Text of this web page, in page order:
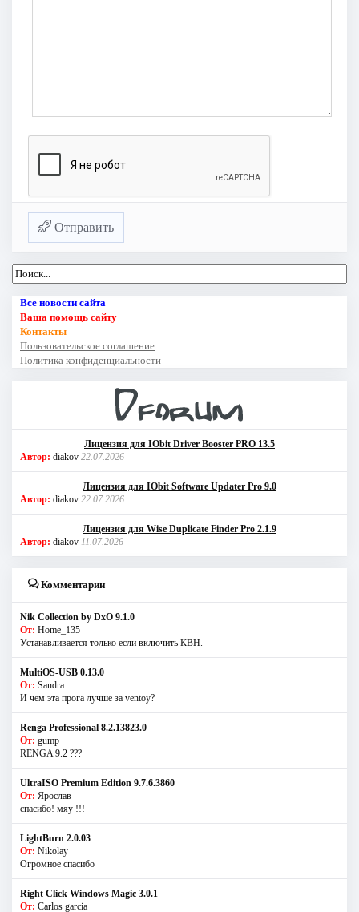
Отправить
Все новости сайта
Ваша помощь сайту
Контакты
Пользовательское соглашение
Политика конфиденциальности
Лицензия для IObit Driver Booster PRO 13.5
Автор: diakov 22.07.2026
Лицензия для IObit Software Updater Pro 9.0
Автор: diakov 22.07.2026
Лицензия для Wise Duplicate Finder Pro 2.1.9
Автор: diakov 11.07.2026
Комментарии
Nik Collection by DxO 9.1.0
От: Home_135
Устанавливается только если включить КВН.
MultiOS-USB 0.13.0
От: Sandra
И чем эта прога лучше за ventoy?
Renga Professional 8.2.13823.0
От: gump
RENGA 9.2 ???
UltraISO Premium Edition 9.7.6.3860
От: Ярослав
спасибо! мяу !!!
LightBurn 2.0.03
От: Nikolay
Огромное спасибо
Right Click Windows Magic 3.0.1
От: Carlos garcia